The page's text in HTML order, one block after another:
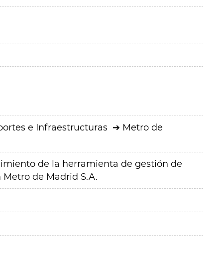
e Infraestructuras
Metro de
de la herramienta de gestión de
de Madrid S.A.